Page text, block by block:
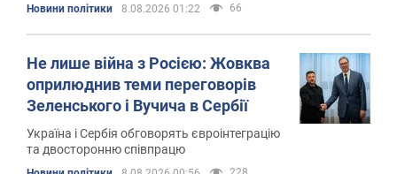
Новини політики 8.08.2026 01:22 66
Не лише війна з Росією: Жовква
оприлюднив теми переговорів
Зеленського і Вучича в Сербії
Україна і Сербія обговорять євроінтеграцію
та двосторонню співпрацю